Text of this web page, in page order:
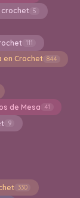
crochet 5
111
en Crochet 844
de Mesa 41
9
330